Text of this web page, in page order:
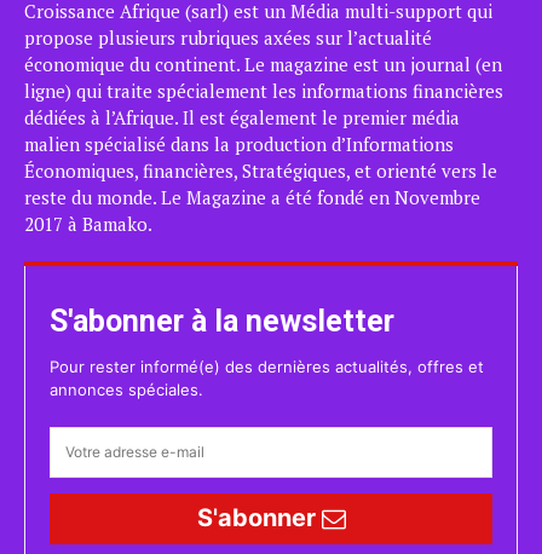
Croissance Afrique (sarl) est un Média multi-support qui
propose plusieurs rubriques axées sur l’actualité
économique du continent. Le magazine est un journal (en
ligne) qui traite spécialement les informations financières
dédiées à l’Afrique. Il est également le premier média
malien spécialisé dans la production d’Informations
Économiques, financières, Stratégiques, et orienté vers le
reste du monde. Le Magazine a été fondé en Novembre
2017 à Bamako.
S'abonner à la newsletter
Pour rester informé(e) des dernières actualités, offres et
annonces spéciales.
S'abonner